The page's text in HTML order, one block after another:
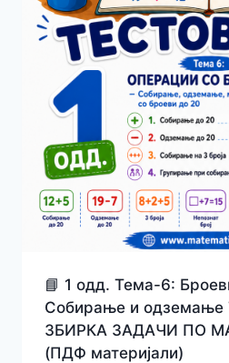
📘 1 одд. Тема-6:
Собирање и
ЗБИРКА ЗАДАЧИ ПО
(ПДФ материјали)